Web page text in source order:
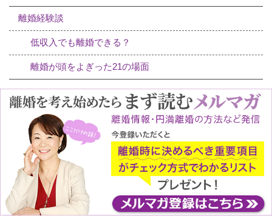
離婚経験談
低収入でも離婚できる？
離婚が頭をよぎった21の場面